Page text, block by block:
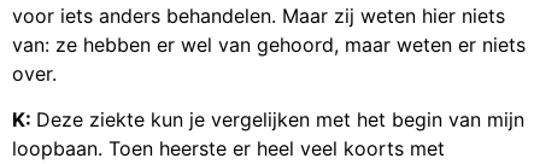
voor iets anders behandelen. Maar zij weten hier niets
van: ze hebben er wel van gehoord, maar weten er niets
over.
K: Deze ziekte kun je vergelijken met het begin van mijn
loopbaan. Toen heerste er heel veel koorts met